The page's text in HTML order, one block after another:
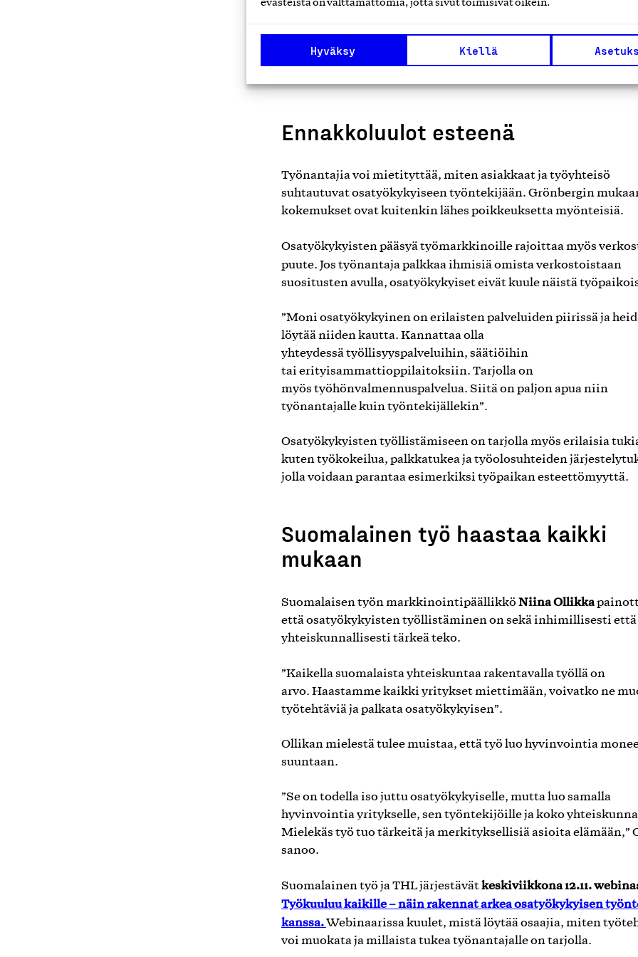
evästeistä on välttämättömiä, jotta sivut toimisivat oikein.
Hyväksy Kiellä
uudelleenjärjestely voi jopa helpottaa nykyisten työntekijöiden
Ennakkoluulot esteenä
Työnantajia voi mietityttää, miten asiakkaat ja työyhteisö
suhtautuvat osatyökykyiseen työntekijään. Grönbergin
kokemukset ovat kuitenkin lähes poikkeuksetta myönteisiä.
Osatyökykyisten pääsyä työmarkkinoillerajoittaa myös
puute. Jos työnantaja palkkaa ihmisiä omista verkostoistaan
suositusten avulla, osatyökykyiset eivät kuule näistä
”Moni osatyökykyinen on erilaisten palveluiden piirissä ja
löytää niiden kautta. Kannattaa olla
yhteydessä työllisyyspalveluihin, säätiöihin
tai erityisammattioppilaitoksiin. Tarjolla on
myös työhönvalmennuspalvelua. Siitä on paljon apua niin
työnantajalle kuin työntekijällekin”.
Osatyökykyisten työllistämiseen on tarjolla myös erilaisia
kuten työkokeilua, palkkatukea ja työolosuhteiden
jolla voidaan parantaa esimerkiksi työpaikan esteettömyyttä.
Suomalainen työ haastaa kaikki
mukaan
Suomalaisen työn markkinointipäällikkö Niina Ollikka
että osatyökykyisten työllistäminen on sekä inhimillisesti että
yhteiskunnallisesti tärkeä teko.
”Kaikella suomalaista yhteiskuntaa rakentavalla työllä on
arvo. Haastamme kaikki yritykset miettimään, voivatko ne
työtehtäviä ja palkata osatyökykyisen”.
Ollikan mielestä tulee muistaa, että työ luo hyvinvointia
suuntaan.
”Se on todella iso juttu osatyökykyiselle, mutta luo samalla
hyvinvointia yritykselle, sen työntekijöille ja koko
Mielekäs työ tuo tärkeitä ja merkityksellisiä asioita elämään,”
sanoo.
Suomalainen työ ja THL järjestävätkeskiviikkona 12.11.
Työkuuluu kaikille – näin rakennat arkea osatyökykyisen
kanssa.Webinaarissa kuulet, mistä löytää osaajia, miten
voi muokata ja millaista tukea työnantajalle on tarjolla.